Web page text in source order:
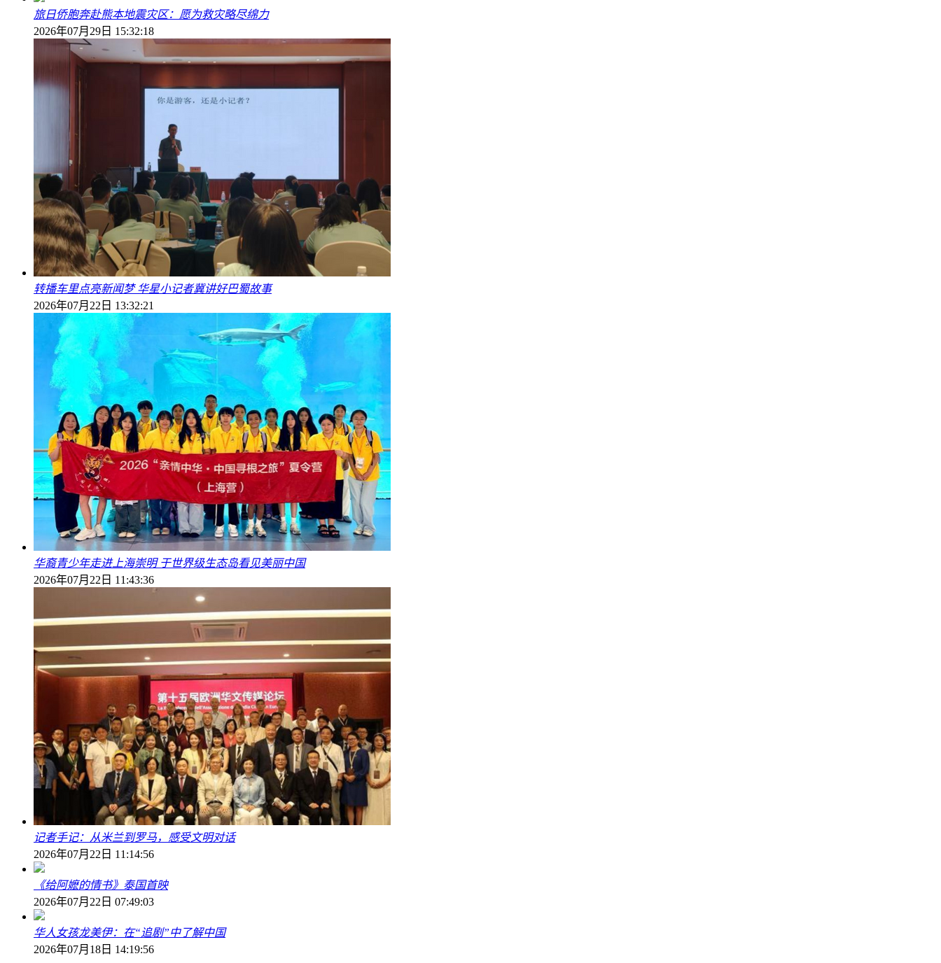
旅日侨胞奔赴熊本地震灾区：愿为救灾略尽绵力
2026年07月29日 15:32:18
转播车里点亮新闻梦 华星小记者冀讲好巴蜀故事
2026年07月22日 13:32:21
华裔青少年走进上海崇明 于世界级生态岛看见美丽中国
2026年07月22日 11:43:36
记者手记：从米兰到罗马，感受文明对话
2026年07月22日 11:14:56
《给阿嬷的情书》泰国首映
2026年07月22日 07:49:03
华人女孩龙美伊：在“追剧”中了解中国
2026年07月18日 14:19:56